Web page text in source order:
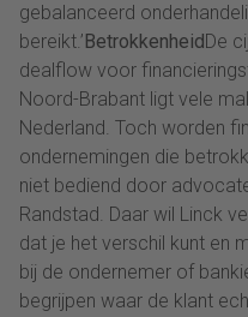
gebalanceerd
bereikt.’ Betrokkenheid De
dealflow voor
Noord-Brabant ligt vele
Nederland. Toch worden
ondernemingen die
niet bediend door
Randstad. Daar wil Linck
dat je het verschil kunt en
bij de ondernemer of
begrijpen waar de klant